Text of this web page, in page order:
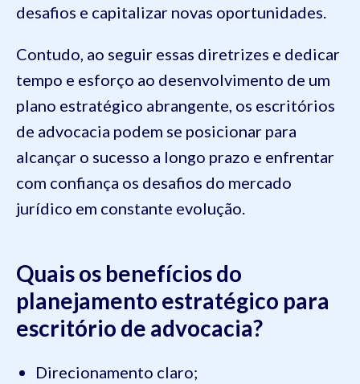
desafios e capitalizar novas oportunidades.
Contudo, ao seguir essas diretrizes e dedicar
tempo e esforço ao desenvolvimento de um
plano estratégico abrangente, os escritórios
de advocacia podem se posicionar para
alcançar o sucesso a longo prazo e enfrentar
com confiança os desafios do mercado
jurídico em constante evolução.
Quais os benefícios do
planejamento estratégico para
escritório de advocacia?
Direcionamento claro;